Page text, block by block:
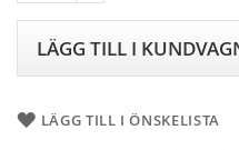
LÄGG TILL I
LÄGG TILL I ÖNSKELISTA